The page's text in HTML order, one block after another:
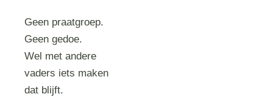
Geen praatgroep.
Geen gedoe.
Wel met andere
vaders iets maken
dat blijft.